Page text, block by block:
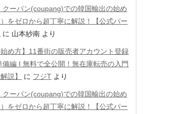
クーパン(coupang)での韓国輸出の始め
をゼロから超丁寧に解説！【公式パー
に 山本紗南 より
始め方】11番街の販売者アカウント登録
編 Ι 無料で全公開！無在庫転売の入門
説】
に フジT より
クーパン(coupang)での韓国輸出の始め
をゼロから超丁寧に解説！【公式パー